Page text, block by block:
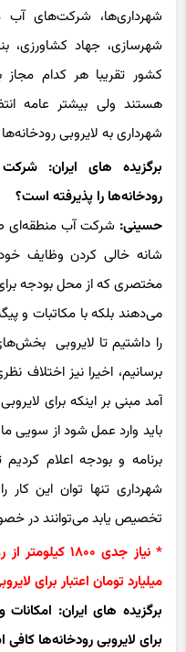
شهرداری‌ها، شرکت‌های آب
شهرسازی، جهاد کشاورزی،
کشور تقریبا هر کدام مجاز
هستند ولی بیشتر عامه
شهرداری به لایروبی رودخانه‌ها
برگزیده های ایران:
رودخانه‌ها را پذیرفته است؟
حسینی: شرکت آب منطقه‌ای
شانه خالی کردن وظایف
مختصری که از محل بودجه
می‌دهند بلکه با مکاتبات و
را داشتیم تا لایروبی
برسانیم، اخیرا نیز اختلاف
آمد مبنی بر اینکه برای
باید وارد عمل شود از سویی
برنامه و بودجه اعلام
شهرداری‌ تنها توان این کار
تخصیص یابد می‌توانند در
میلیارد تومان اعتبار برای
برگزیده های ایران:
برای لایروبی رودخانه‌ها